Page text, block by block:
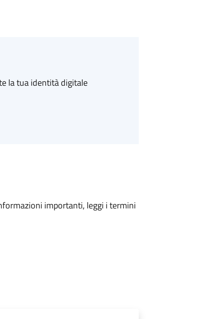
la tua identità digitale
importanti, leggi i termini